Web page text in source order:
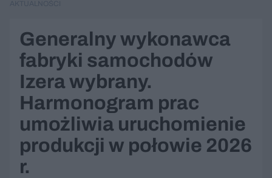
Generalny wykonawca
fabryki samochodów
Izera wybrany.
Harmonogram prac
umożliwia uruchomienie
produkcji w połowie 2026
r.